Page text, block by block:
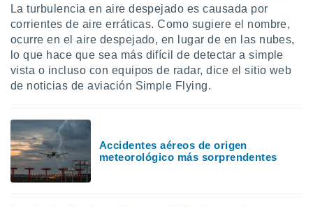
La turbulencia en aire despejado es causada por
corrientes de aire erráticas. Como sugiere el nombre,
ocurre en el aire despejado, en lugar de en las nubes,
lo que hace que sea más difícil de detectar a simple
vista o incluso con equipos de radar, dice el sitio web
de noticias de aviación Simple Flying.
Accidentes aéreos de origen
meteorológico más sorprendentes